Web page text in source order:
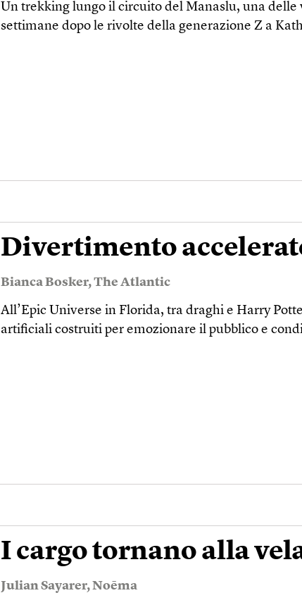
Un trekking lungo il circuito del Manaslu, una
settimane dopo le rivolte della generazione Z a
Divertimento
Bianca Bosker,The Atlantic
All’Epic Universe in Florida, tra draghi e Harry
artificiali costruiti per emozionare il pubblico e
I cargo tornano alla
Julian Sayarer,Noēma